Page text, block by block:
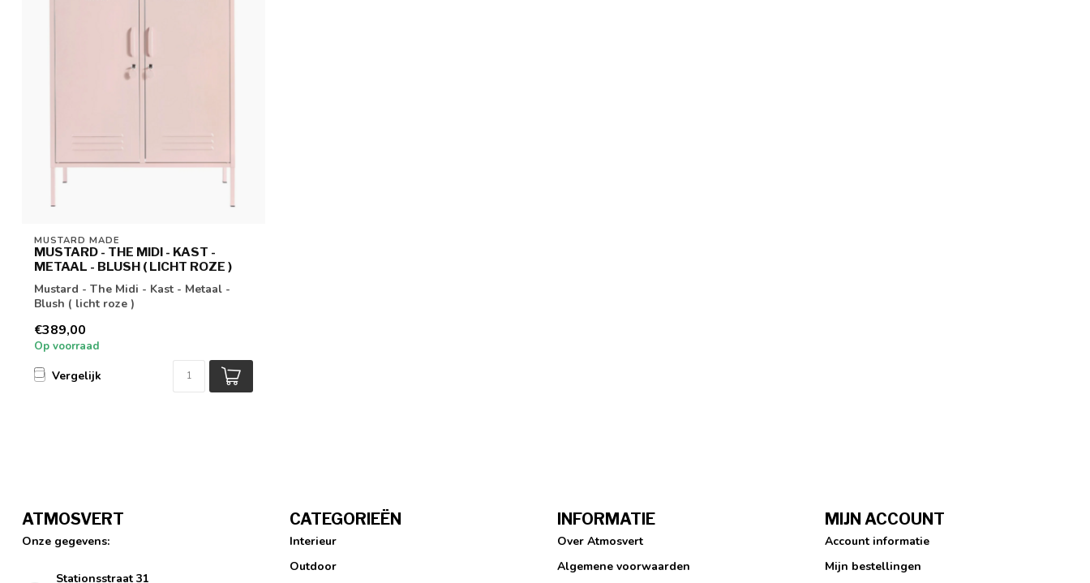
MUSTARD MADE
MUSTARD - THE MIDI - KAST -
METAAL - BLUSH ( LICHT ROZE )
Mustard - The Midi - Kast - Metaal -
Blush ( licht roze )
€389,00
Op voorraad
Vergelijk
ATMOSVERT
Onze gegevens:
Stationsstraat 31
CATEGORIEËN
Interieur
Outdoor
INFORMATIE
Over Atmosvert
Algemene voorwaarden
MIJN ACCOUNT
Account informatie
Mijn bestellingen